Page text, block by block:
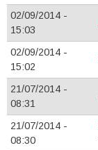
02/09/2014 -
15:03
02/09/2014 -
15:02
21/07/2014 -
08:31
21/07/2014 -
08:30